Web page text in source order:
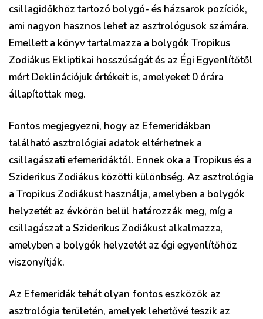
csillagidőkhöz tartozó bolygó- és házsarok pozíciók,
ami nagyon hasznos lehet az asztrológusok számára.
Emellett a könyv tartalmazza a bolygók Tropikus
Zodiákus Ekliptikai hosszúságát és az Égi Egyenlítőtől
mért Deklinációjuk értékeit is, amelyeket 0 órára
állapítottak meg.
Fontos megjegyezni, hogy az Efemeridákban
található asztrológiai adatok eltérhetnek a
csillagászati efemeridáktól. Ennek oka a Tropikus és a
Sziderikus Zodiákus közötti különbség. Az asztrológia
a Tropikus Zodiákust használja, amelyben a bolygók
helyzetét az évkörön belül határozzák meg, míg a
csillagászat a Sziderikus Zodiákust alkalmazza,
amelyben a bolygók helyzetét az égi egyenlítőhöz
viszonyítják.
Az Efemeridák tehát olyan fontos eszközök az
asztrológia területén, amelyek lehetővé teszik az